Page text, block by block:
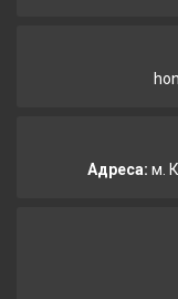
Адреса: м.